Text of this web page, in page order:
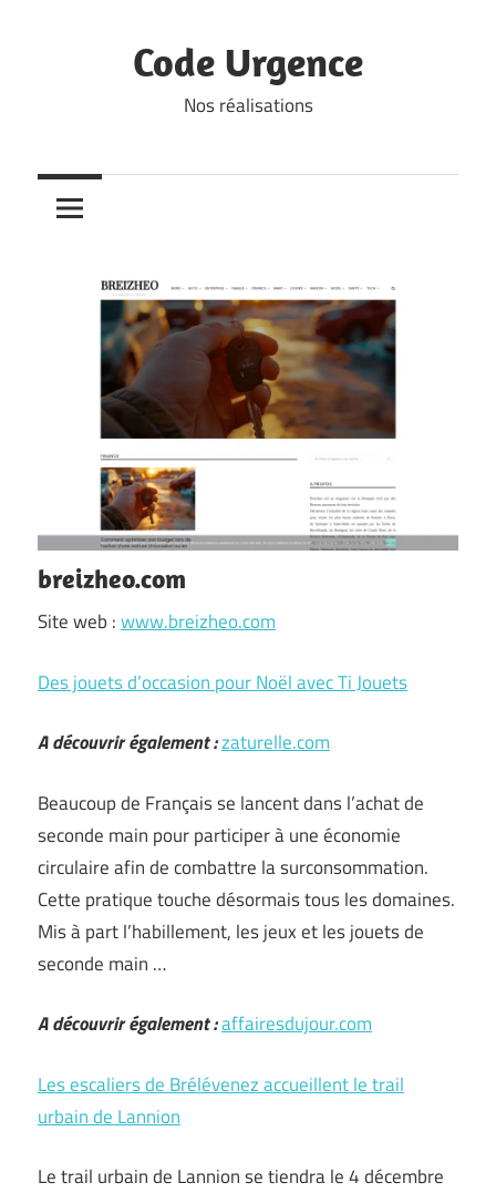
Code Urgence
Nos réalisations
breizheo.com
Site web :www.breizheo.com
Des jouets d’occasion pour Noël avec Ti Jouets
A découvrir également :zaturelle.com
Beaucoup de Français se lancent dans l’achat de
seconde main pour participer à une économie
circulaire afin de combattre la surconsommation.
Cette pratique touche désormais tous les domaines.
Mis à part l’habillement, les jeux et les jouets de
seconde main …
A découvrir également :affairesdujour.com
Les escaliers de Brélévenez accueillent le trail
urbain de Lannion
Le trail urbain de Lannion se tiendra le 4 décembre